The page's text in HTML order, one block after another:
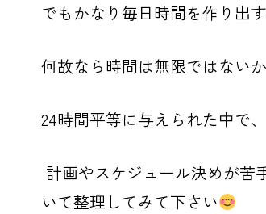
でもかなり毎日時間を作り出
何故なら時間は無限ではない
24時間平等に与えられた中で、
計画やスケジュール決めが苦
いて整理してみて下さい